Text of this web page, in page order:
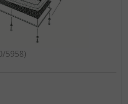
5958)